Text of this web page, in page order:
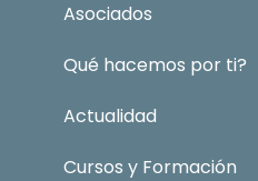
Asociados
Qué hacemos por ti?
Actualidad
Cursos y Formación